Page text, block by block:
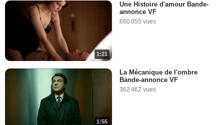
1:21
Une Histoire d'amour Bande-
annonce VF
660 055 vues
1:55
La Mécanique de l'ombre
Bande-annonce VF
362 462 vues